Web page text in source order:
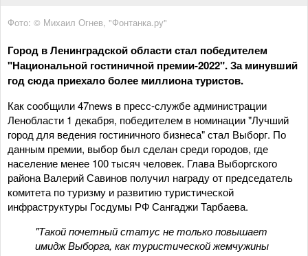
Фото: © Михаил Огнев, "Фонтанка.ру"
Город в Ленинградской области стал победителем
"Национальной гостиничной премии-2022". За минувший
год сюда приехало более миллиона туристов.
Как сообщили 47news в пресс-службе администрации
Ленобласти 1 декабря, победителем в номинации "Лучший
город для ведения гостиничного бизнеса" стал Выборг. По
данным премии, выбор был сделан среди городов, где
население менее 100 тысяч человек. Глава Выборгского
района Валерий Савинов получил награду от председатель
комитета по туризму и развитию туристической
инфраструктуры Госдумы РФ Сангаджи Тарбаева.
"Такой почетный статус не только повышает
имидж Выборга, как туристической жемчужины